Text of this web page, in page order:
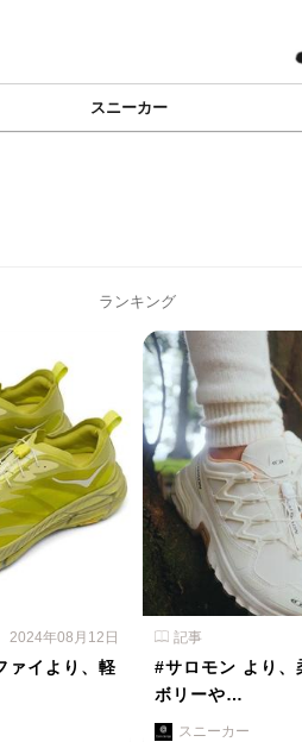
スニーカー
ランキング
2024年08月12日
ァイより、軽
記事
#サロモン より、
ボリーや…
スニーカー